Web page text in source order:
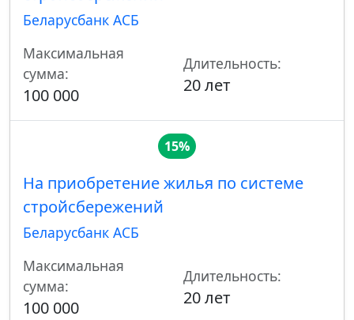
Беларусбанк АСБ
Максимальная
сумма:
100 000
Длительность:
20 лет
15%
На приобретение жилья по системе
стройсбережений
Беларусбанк АСБ
Максимальная
сумма:
100 000
Длительность:
20 лет